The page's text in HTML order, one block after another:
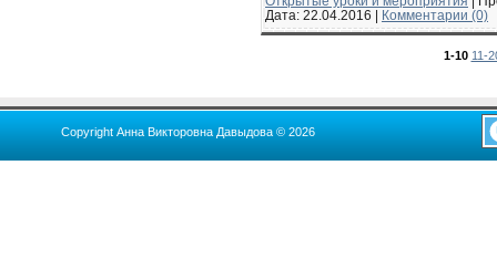
Дата: 22.04.2016 Комментарии (0)
1-10 11-
Copyright Анна Викторовна Давыдова © 2026